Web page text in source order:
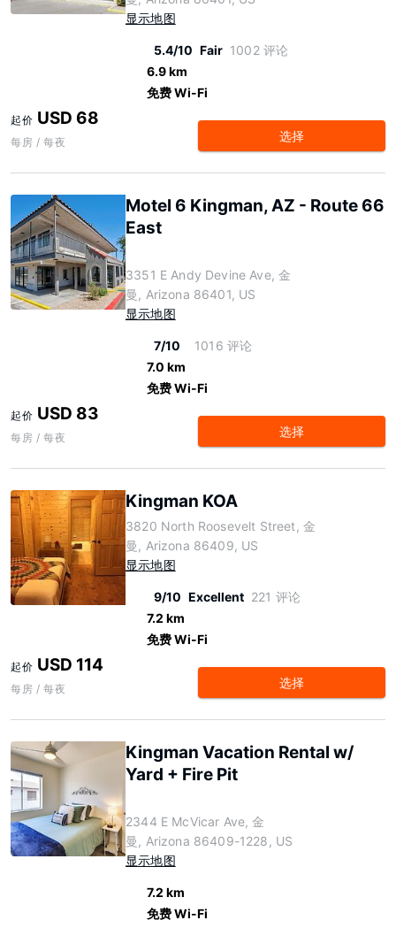
显示地图
5.4/10 Fair 1002 评论
6.9 km
免费 Wi-Fi
起价 USD 68
每房 / 每夜 选择
Motel 6 Kingman, AZ - Route 66
East
3351 E Andy Devine Ave, 金
曼, Arizona 86401, US
显示地图
7/10
1016 评论
7.0 km
免费 Wi-Fi
起价 USD 83
每房 / 每夜 选择
Kingman KOA
3820 North Roosevelt Street, 金
曼, Arizona 86409, US
显示地图
9/10 Excellent 221 评论
7.2 km
免费 Wi-Fi
起价 USD 114
每房 / 每夜 选择
Kingman Vacation Rental w/
Yard + Fire Pit
2344 E McVicar Ave, 金
曼, Arizona 86409-1228, US
显示地图
7.2 km
免费 Wi-Fi